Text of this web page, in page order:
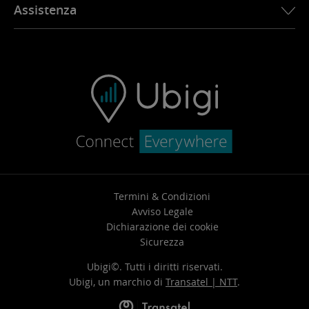
Ubigi nella stampa
Assistenza
Come ricaricare
Rivendita del veicolo
Termini & Condizioni
Avviso Legale
Dichiarazione dei cookie
Sicurezza
Ubigi©. Tutti i diritti riservati.
Ubigi, un marchio di Transatel | NTT.